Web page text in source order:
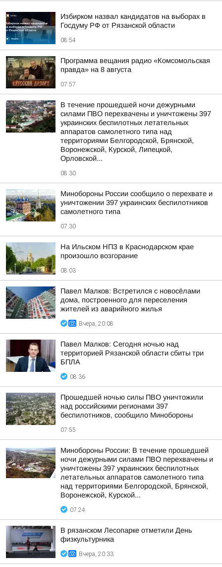
Избирком назвал кандидатов на выборах в
Госдуму РФ от Рязанской области
08:54
Программа вещания радио «Комсомольская
правда» на 8 августа
07:57
В течение прошедшей ночи дежурными
силами ПВО перехвачены и уничтожены 397
украинских беспилотных летательных
аппаратов самолетного типа над
территориями Белгородской, Брянской,
Воронежской, Курской, Липецкой,
Орловской...
08:30
Минобороны России сообщило о перехвате и
уничтожении 397 украинских беспилотников
самолетного типа
07:30
На Ильском НПЗ в Краснодарском крае
произошло возгорание
08:03
Павел Малков: Встретился с новосёлами
дома, построенного для переселения
жителей из аварийного жилья
Вчера, 20:08
Павел Малков: Сегодня ночью над
территорией Рязанской области сбиты три
БПЛА
08:36
Прошедшей ночью силы ПВО уничтожили
над российскими регионами 397
беспилотников, сообщило Минобороны
07:55
Минобороны России: В течение прошедшей
ночи дежурными силами ПВО перехвачены и
уничтожены 397 украинских беспилотных
летательных аппаратов самолетного типа
над территориями Белгородской, Брянской,
Воронежской, Курской...
07:24
В рязанском Лесопарке отметили День
физкультурника
Вчера, 20:33